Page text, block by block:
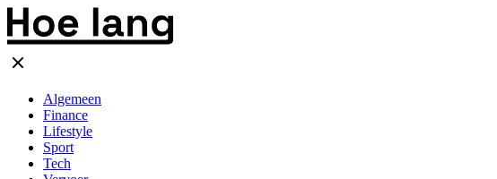
Algemeen
Finance
Lifestyle
Sport
Tech